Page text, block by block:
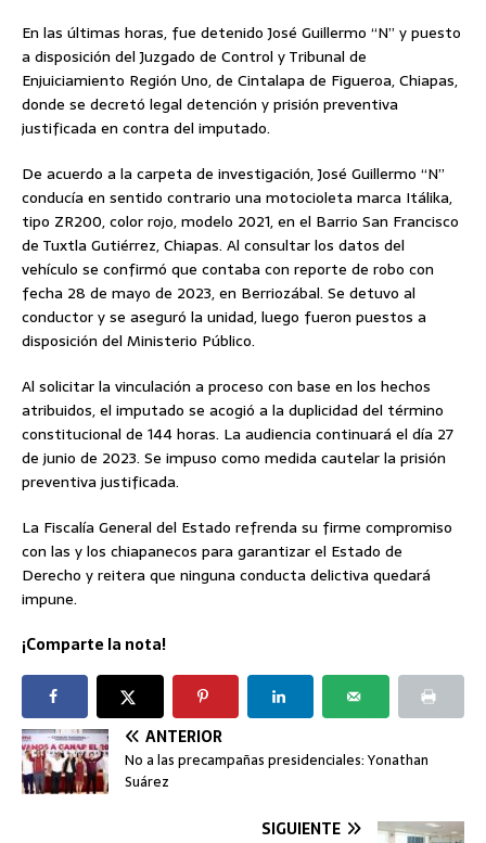
En las últimas horas, fue detenido José Guillermo “N” y puesto
a disposición del Juzgado de Control y Tribunal de
Enjuiciamiento Región Uno, de Cintalapa de Figueroa, Chiapas,
donde se decretó legal detención y prisión preventiva
justificada en contra del imputado.
De acuerdo a la carpeta de investigación, José Guillermo “N”
conducía en sentido contrario una motocioleta marca Itálika,
tipo ZR200, color rojo, modelo 2021, en el Barrio San Francisco
de Tuxtla Gutiérrez, Chiapas. Al consultar los datos del
vehículo se confirmó que contaba con reporte de robo con
fecha 28 de mayo de 2023, en Berriozábal. Se detuvo al
conductor y se aseguró la unidad, luego fueron puestos a
disposición del Ministerio Público.
Al solicitar la vinculación a proceso con base en los hechos
atribuidos, el imputado se acogió a la duplicidad del término
constitucional de 144 horas. La audiencia continuará el día 27
de junio de 2023. Se impuso como medida cautelar la prisión
preventiva justificada.
La Fiscalía General del Estado refrenda su firme compromiso
con las y los chiapanecos para garantizar el Estado de
Derecho y reitera que ninguna conducta delictiva quedará
impune.
¡Comparte la nota!
ANTERIOR
No a las precampañas presidenciales: Yonathan
Suárez
SIGUIENTE